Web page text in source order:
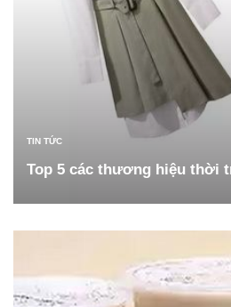
TIN TỨC
Top 5 các thương hiệu thời